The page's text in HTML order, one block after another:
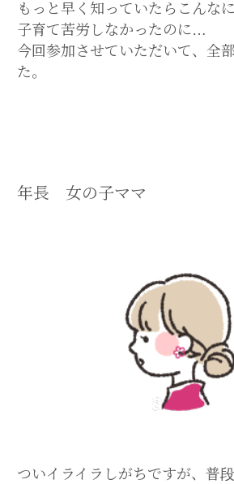
もっと早く知っていたらこんなに
子育て苦労しなかったのに…
今回参加させていただいて、全
た。
年長 女の子ママ
ついイライラしがちですが、普